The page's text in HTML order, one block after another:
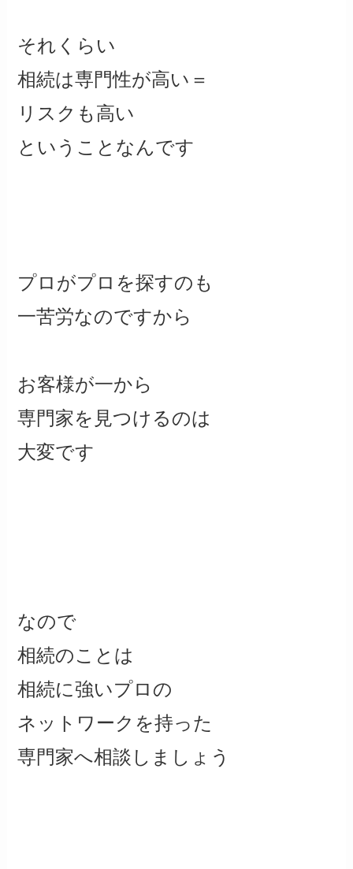
それくらい
相続は専門性が高い＝
リスクも高い
ということなんです
プロがプロを探すのも
一苦労なのですから
お客様が一から
専門家を見つけるのは
大変です
なので
相続のことは
相続に強いプロの
ネットワークを持った
専門家へ相談しましょう